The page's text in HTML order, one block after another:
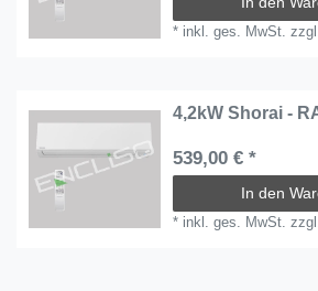
* inkl. ges. MwSt.
4,2kW Shorai -
539,00 € *
In den
* inkl. ges. MwSt.